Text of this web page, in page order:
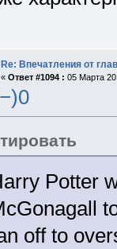
Re: Впечатления от
« Ответ #1094 : 05 Марта
Potter
off to